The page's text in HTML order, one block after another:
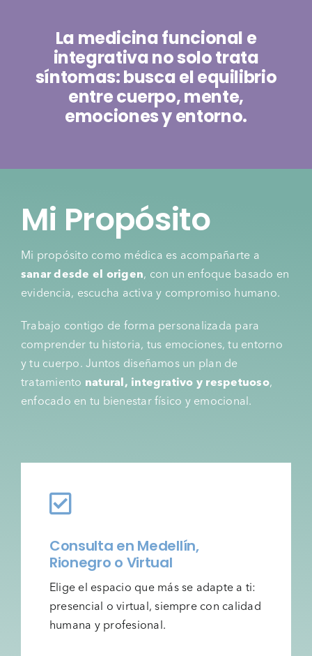
La medicina funcional e
integrativa no solo trata
síntomas: busca el equilibrio
entre cuerpo, mente,
emociones y entorno.
Mi Propósito
Mi propósito como médica es acompañarte a
sanar desde el origen, con un enfoque basado en
evidencia, escucha activa y compromiso humano.
Trabajo contigo de forma personalizada para
comprender tu historia, tus emociones, tu entorno
y tu cuerpo. Juntos diseñamos un plan de
tratamiento natural, integrativo y respetuoso,
enfocado en tu bienestar físico y emocional.
Consulta en Medellín,
Rionegro o Virtual
Elige el espacio que más se adapte a ti:
presencial o virtual, siempre con calidad
humana y profesional.